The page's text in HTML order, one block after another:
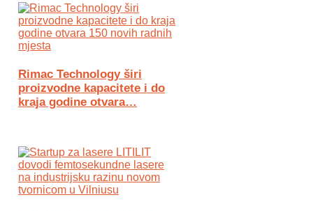
Rimac Technology širi
proizvodne kapacitete i do
kraja godine otvara…